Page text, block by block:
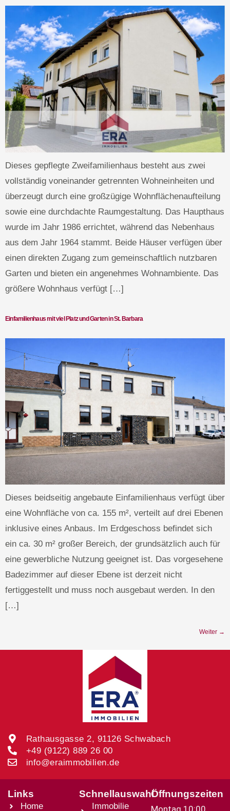
Dieses gepflegte Zweifamilienhaus besteht aus zwei
vollständig voneinander getrennten Wohneinheiten und
überzeugt durch eine großzügige Wohnflächenaufteilung
sowie eine durchdachte Raumgestaltung. Das Haupthaus
wurde im Jahr 1986 errichtet, während das Nebenhaus
aus dem Jahr 1964 stammt. Beide Häuser verfügen über
einen direkten Zugang zum gemeinschaftlich nutzbaren
Garten und bieten ein angenehmes Wohnambiente. Das
größere Wohnhaus verfügt […]
Einfamilienhaus mit viel Platz und Garten in St. Barbara
Dieses beidseitig angebaute Einfamilienhaus verfügt über
eine Wohnfläche von ca. 155 m², verteilt auf drei Ebenen
inklusive eines Anbaus. Im Erdgeschoss befindet sich
ein ca. 30 m² großer Bereich, der grundsätzlich auch für
eine gewerbliche Nutzung geeignet ist. Das vorgesehene
Badezimmer auf dieser Ebene ist derzeit nicht
fertiggestellt und muss noch ausgebaut werden. In den
[…]
Weiter →
Rathausgasse 2, 91126 Schwabach
+49 (9122) 889 26 00
info@eraimmobilien.de
Links
Home
Schnellauswahl
Immobilie
Öffnungszeiten
Montag 10:00